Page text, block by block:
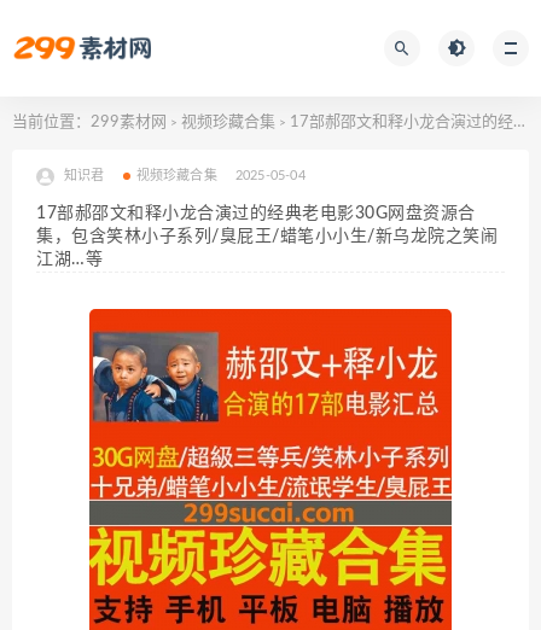
当前位置： 299素材网 > 视频珍藏合集 > 17部郝邵文和释小龙合演过的经典老电影30G网盘资源合集，包含笑林小子系列/臭屁王/蜡笔小小生/新乌龙院之笑闹江湖…等
知识君 视频珍藏合集 2025-05-04
17部郝邵文和释小龙合演过的经典老电影30G网盘资源合
集，包含笑林小子系列/臭屁王/蜡笔小小生/新乌龙院之笑闹
江湖…等